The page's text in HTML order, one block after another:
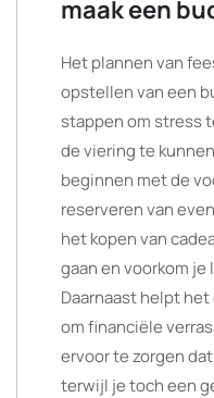
maak een
Het plannen van
opstellen van een
stappen om stress
de viering te
beginnen met de
reserveren van
het kopen van
gaan en voorkom
Daarnaast helpt
om financiële
ervoor te zorgen
terwijl je toch een